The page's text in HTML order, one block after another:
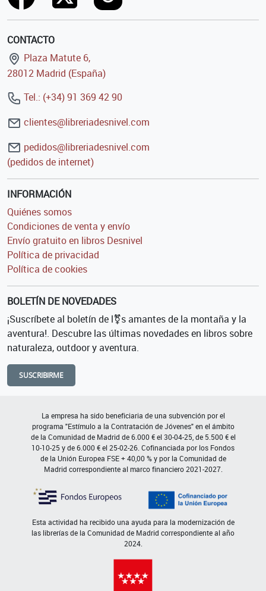
CONTACTO
Plaza Matute 6,
28012 Madrid (España)
Tel.: (+34) 91 369 42 90
clientes@libreriadesnivel.com
pedidos@libreriadesnivel.com
(pedidos de internet)
INFORMACIÓN
Quiénes somos
Condiciones de venta y envío
Envío gratuito en libros Desnivel
Política de privacidad
Política de cookies
BOLETÍN DE NOVEDADES
¡Suscríbete al boletín de l⚧s amantes de la montaña y la
aventura!. Descubre las últimas novedades en libros sobre
naturaleza, outdoor y aventura.
SUSCRIBIRME
La empresa ha sido beneficiaria de una subvención por el
programa "Estímulo a la Contratación de Jóvenes" en el ámbito
de la Comunidad de Madrid de 6.000 € el 30-04-25, de 5.500 € el
10-10-25 y de 6.000 € el 25-02-26. Cofinanciada por los Fondos
de la Unión Europea FSE + 40,00 % y por la Comunidad de
Madrid correspondiente al marco financiero 2021-2027.
Esta actividad ha recibido una ayuda para la modernización de
las librerías de la Comunidad de Madrid correspondiente al año
2024.